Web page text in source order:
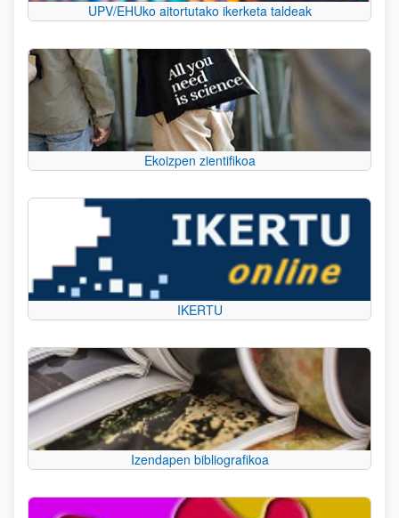
UPV/EHUko aitortutako ikerketa taldeak
Ekoizpen zientifikoa
IKERTU
Izendapen bibliografikoa